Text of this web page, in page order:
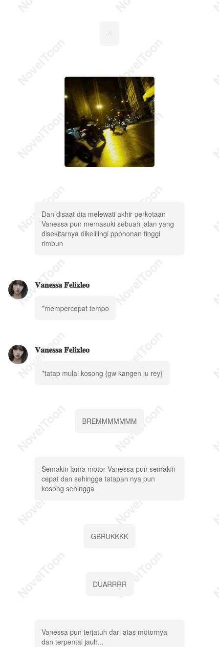
--
Dan disaat dia melewati akhir perkotaan
Vanessa pun memasuki sebuah jalan yang
disekitarnya dikelilingi ppohonan tinggi
rimbun
𝐕𝐚𝐧𝐞𝐬𝐬𝐚 𝐅𝐞𝐥𝐢𝐱𝐥𝐞𝐨
*mempercepat tempo
𝐕𝐚𝐧𝐞𝐬𝐬𝐚 𝐅𝐞𝐥𝐢𝐱𝐥𝐞𝐨
*tatap mulai kosong {gw kangen lu rey}
BREMMMMMMM
Semakin lama motor Vanessa pun semakin
cepat dan sehingga tatapan nya pun
kosong sehingga
GBRUKKKK
DUARRRR
Vanessa pun terjatuh dari atas motornya
dan terpental jauh...